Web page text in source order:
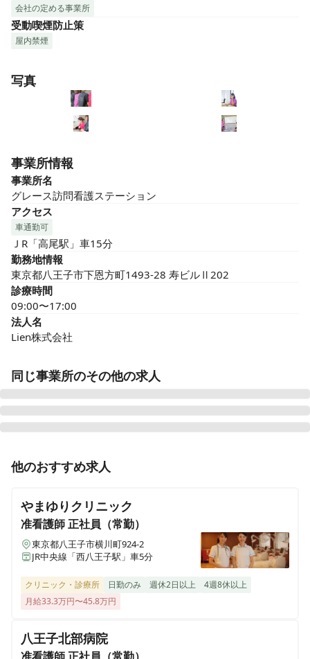
会社の定める事業所
受動喫煙防止策
屋内禁煙
写真
事業所情報
事業所名
グレース訪問看護ステーション
アクセス
車通勤可
ＪR「高尾駅」車15分
勤務地情報
東京都八王子市下恩方町1493-28 寿ビルⅡ202
診療時間
09:00〜17:00
法人名
Lien株式会社
同じ事業所のその他の求人
正看護師 正社員（常勤）
管理職募集！【東京/八王子】想定年収535万円〜土日休
う温かい訪問看護ステーションです♪
他のおすすめ求人
やまゆりクリニック
准看護師正社員（常勤）
東京都八王子市横川町924-2
JR中央線「西八王子駅」車5分
クリニック・診療所 日勤のみ 週休2日以上
4週8休以上
月給33.3万円〜45.8万円
八王子北部病院